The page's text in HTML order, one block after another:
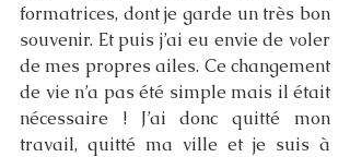
formatrices, dont je garde un très bon
souvenir. Et puis j’ai eu envie de voler
de mes propres ailes. Ce changement
de vie n’a pas été simple mais il était
nécessaire ! J’ai donc quitté mon
travail, quitté ma ville et je suis à